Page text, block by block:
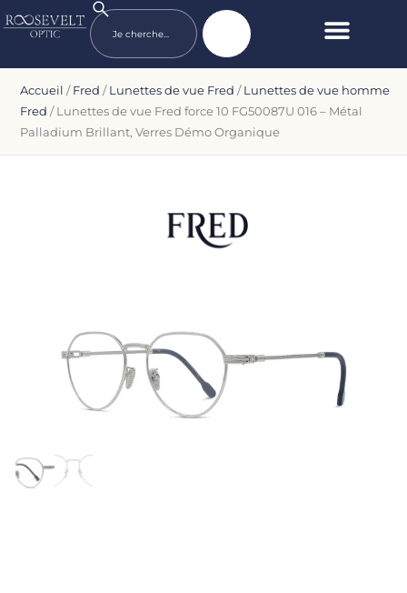
Accueil /Fred /Lunettes de vue Fred /Lunettes de vue homme
Fred / Lunettes de vue Fred force 10 FG50087U 016 – Métal
Palladium Brillant, Verres Démo Organique